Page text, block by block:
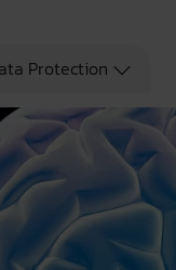
Protection